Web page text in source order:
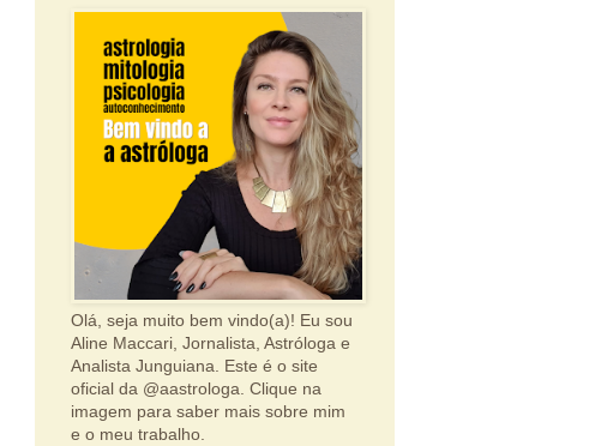
Olá, seja muito bem vindo(a)! Eu sou
Aline Maccari, Jornalista, Astróloga e
Analista Junguiana. Este é o site
oficial da @aastrologa. Clique na
imagem para saber mais sobre mim
e o meu trabalho.